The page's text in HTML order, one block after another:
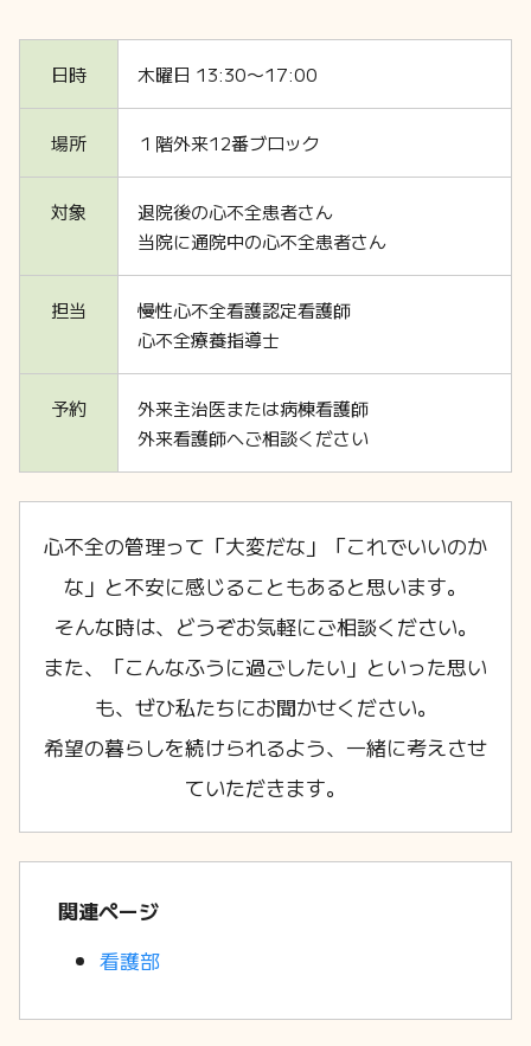
日時 木曜日 13:30〜17:00
場所 １階外来12番ブロック
対象
退院後の心不全患者さん
当院に通院中の心不全患者さん
担当
慢性心不全看護認定看護師
心不全療養指導士
予約
外来主治医または病棟看護師
外来看護師へご相談ください
心不全の管理って「大変だな」「これでいいのか
な」と不安に感じることもあると思います。
そんな時は、どうぞお気軽にご相談ください。
また、「こんなふうに過ごしたい」といった思い
も、ぜひ私たちにお聞かせください。
希望の暮らしを続けられるよう、一緒に考えさせ
ていただきます。
関連ページ
看護部